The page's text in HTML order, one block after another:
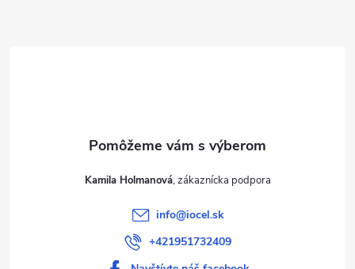
Kamila Holmanová
info@iocel.sk
+421951732409